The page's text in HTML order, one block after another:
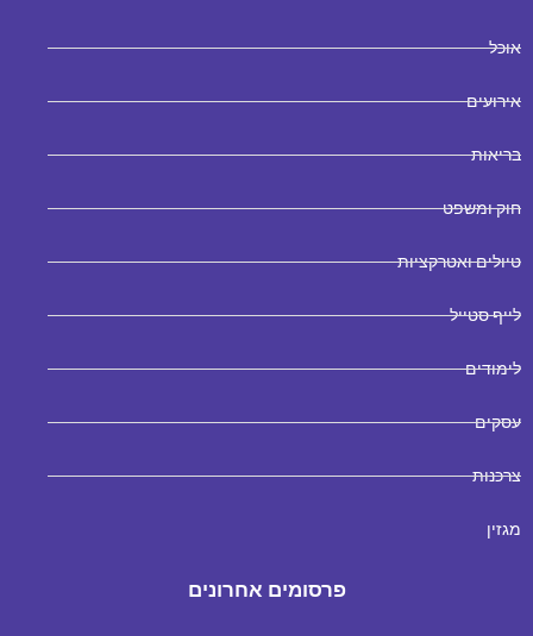
אוכל
אירועים
בריאות
חוק ומשפט
טיולים ואטרקציות
לייף סטייל
לימודים
עסקים
צרכנות
מגזין
פרסומים אחרונים